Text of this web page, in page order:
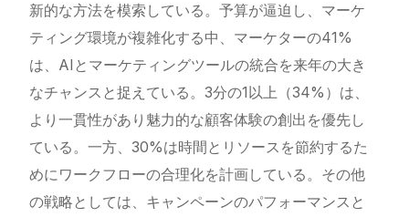
新的な方法を模索している。予算が逼迫し、マーケ
ティング環境が複雑化する中、マーケターの41%
は、AIとマーケティングツールの統合を来年の大き
なチャンスと捉えている。3分の1以上（34%）は、
より一貫性があり魅力的な顧客体験の創出を優先し
ている。一方、30%は時間とリソースを節約するた
めにワークフローの合理化を計画している。その他
の戦略としては、キャンペーンのパフォーマンスと